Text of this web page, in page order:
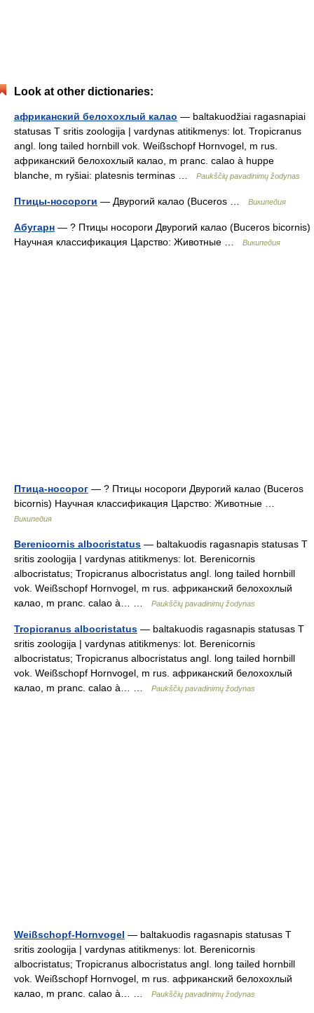
Look at other dictionaries:
африканский белохохлый калао — baltakuodžiai ragasnapiai
statusas T sritis zoologija | vardynas atitikmenys: lot. Tropicranus
angl. long tailed hornbill vok. Weißschopf Hornvogel, m rus.
африканский белохохлый калао, m pranc. calao à huppe
blanche, m ryšiai: platesnis terminas …
Paukščių pavadinimų žodynas
Птицы-носороги — Двурогий калао (Buceros … Википедия
Абугарн — ? Птицы носороги Двурогий калао (Buceros bicornis)
Научная классификация Царство: Животные …
Википедия
Птица-носорог — ? Птицы носороги Двурогий калао (Buceros
bicornis) Научная классификация Царство: Животные …
Википедия
Berenicornis albocristatus — baltakuodis ragasnapis statusas T
sritis zoologija | vardynas atitikmenys: lot. Berenicornis
albocristatus; Tropicranus albocristatus angl. long tailed hornbill
vok. Weißschopf Hornvogel, m rus. африканский белохохлый
калао, m pranc. calao à… …
Paukščių pavadinimų žodynas
Tropicranus albocristatus — baltakuodis ragasnapis statusas T
sritis zoologija | vardynas atitikmenys: lot. Berenicornis
albocristatus; Tropicranus albocristatus angl. long tailed hornbill
vok. Weißschopf Hornvogel, m rus. африканский белохохлый
калао, m pranc. calao à… …
Paukščių pavadinimų žodynas
Weißschopf-Hornvogel — baltakuodis ragasnapis statusas T
sritis zoologija | vardynas atitikmenys: lot. Berenicornis
albocristatus; Tropicranus albocristatus angl. long tailed hornbill
vok. Weißschopf Hornvogel, m rus. африканский белохохлый
калао, m pranc. calao à… …
Paukščių pavadinimų žodynas